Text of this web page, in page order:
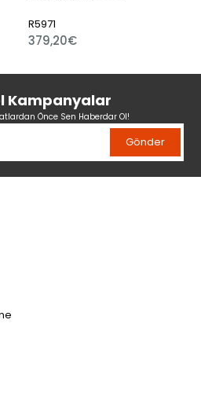
379,20€
Kampanyalar
Önce Sen Haberdar Ol!
Gönder